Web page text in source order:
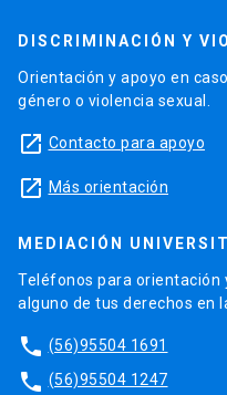
DISCRIMINACIÓN Y
Orientación y apoyo en
género o violencia sexual.
launch Contacto para apoyo
launch Más orientación
MEDIACIÓN
Teléfonos para orientación
alguno de tus derechos en
phone (56)95504 1691
phone (56)95504 1247